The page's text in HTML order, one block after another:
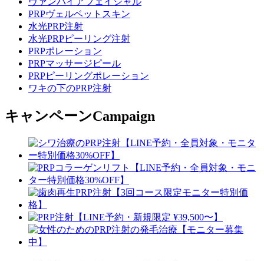
PRPヴェルベットスキン
水光PRP注射
水光PRPピーリング注射
PRPポレーション
PRPマッサージピール
PRPピーリングポレーション
ワキの下のPRP注射
キャンペーンCampaign